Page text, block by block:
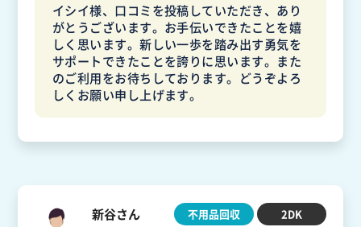
イシイ様、口コミを投稿していただき、あり
がとうございます。お手伝いできたことを嬉
しく思います。新しい一歩を踏み出す勇気を
サポートできたことを誇りに思います。また
のご利用をお待ちしております。どうぞよろ
しくお願い申し上げます。
新谷さん 不用品回収 2DK